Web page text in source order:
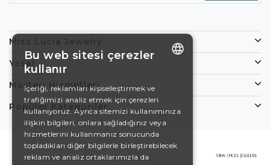
Miss Lucia Jewelry
Yasal
Müşteri Hizmetleri
Popüler Kategoriler
DE
EN
SWEDISH
Bu web sitesi çerezler
kullanır
İçeriği, reklamları kişiselleştirmek ve
trafiğimizi analiz etmek için çerezleri
kullanıyoruz. Ayrıca sitemizi kullanımınıza
ilişkin bilgileri, onlara sağladığınız veya
hizmetlerini kullanmanız sonucunda
topladıkları diğer bilgilerle birleştirebilecek
reklam ve analiz ortaklarımızla da